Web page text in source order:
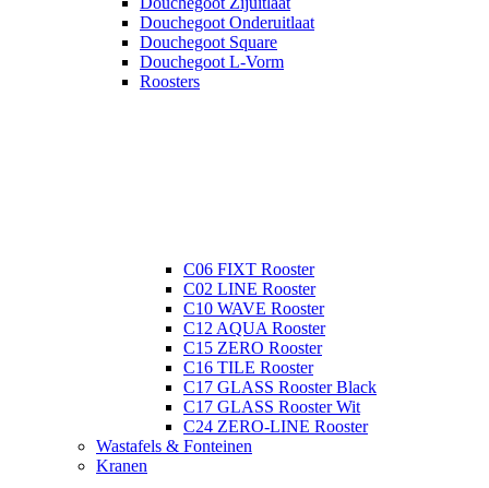
Douchegoot Onderuitlaat
Douchegoot Square
Douchegoot L-Vorm
Roosters
C06 FIXT Rooster
C02 LINE Rooster
C10 WAVE Rooster
C12 AQUA Rooster
C15 ZERO Rooster
C16 TILE Rooster
C17 GLASS Rooster Black
C17 GLASS Rooster Wit
C24 ZERO-LINE Rooster
Wastafels & Fonteinen
Kranen